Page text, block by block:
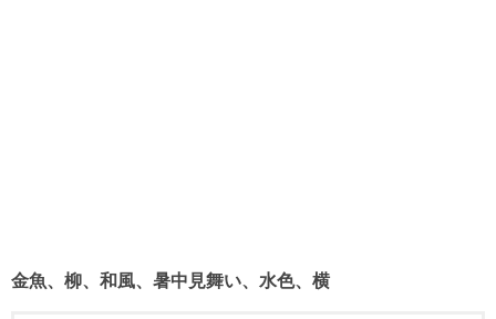
金魚、柳、和風、暑中見舞い、水色、横